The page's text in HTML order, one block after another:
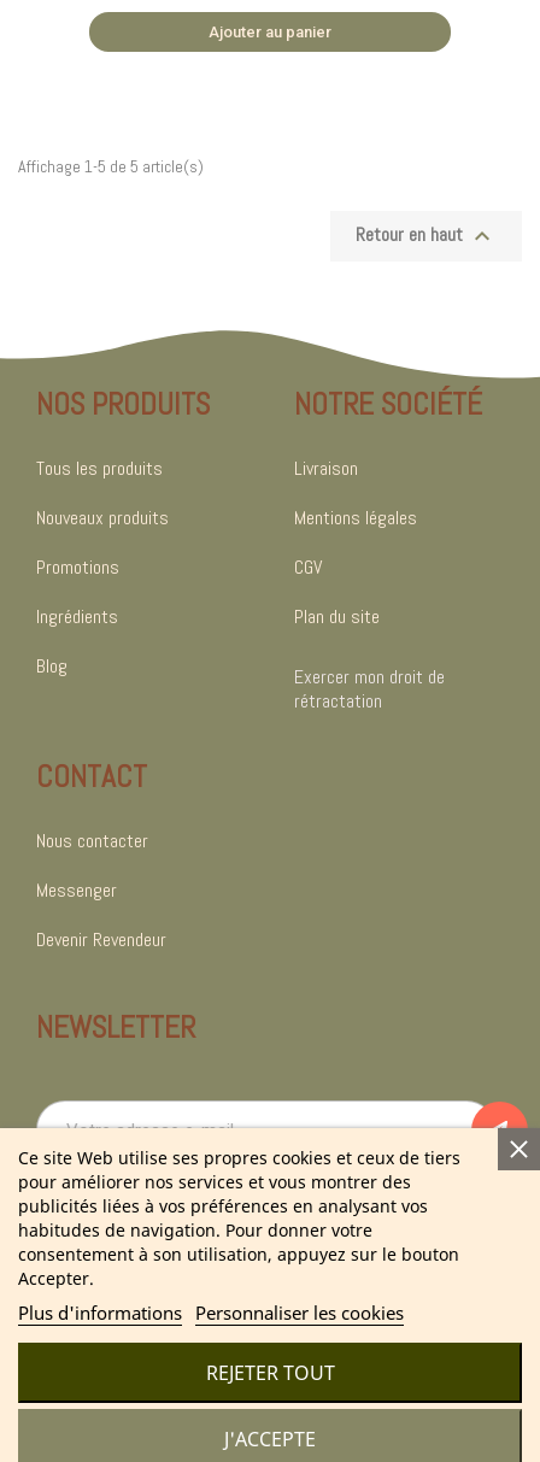
en huile d'avocat et ricin accélérant la croissance
des cheveux. 🏡 COSMÉTIQUES FABRIQUÉS EN
Ajouter au panier
Affichage 1-5 de 5 article(s)
Retour en haut 
NOS PRODUITS
Tous les produits
Nouveaux produits
Promotions
Ingrédients
Blog
NOTRE SOCIÉTÉ
Livraison
Mentions légales
CGV
Plan du site
Exercer mon droit de
rétractation
CONTACT
Nous contacter
Messenger
Devenir Revendeur
NEWSLETTER
En vous abonnant à notre newsletter vous acceptez notre politique de
confidentialité.
2025 Cosmétique Naturel France – Soins & bien-être 100 %
naturels
Ce site Web utilise ses propres cookies et ceux de tiers
pour améliorer nos services et vous montrer des
publicités liées à vos préférences en analysant vos
habitudes de navigation. Pour donner votre
consentement à son utilisation, appuyez sur le bouton
Accepter.
Plus d'informations Personnaliser les cookies
REJETER TOUT
J'ACCEPTE